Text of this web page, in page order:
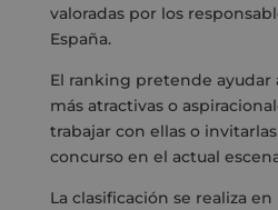
valoradas por los
España.
El ranking pretende ayudar
más atractivas o
trabajar con ellas o
concurso en el actual
La clasificación se realiza